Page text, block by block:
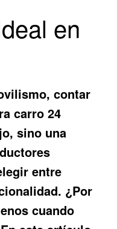
en
contar
carro 24
sino una
entre
¿Por
cuando